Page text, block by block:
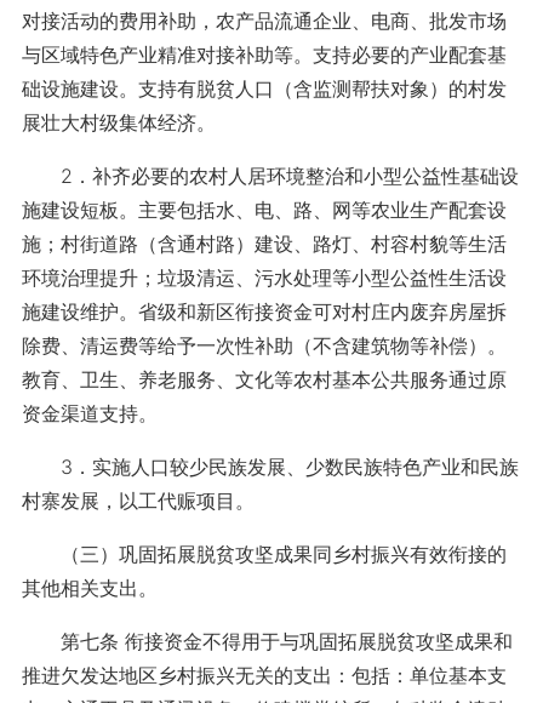
对接活动的费用补助，农产品流通企业、电商、批发市场
与区域特色产业精准对接补助等。支持必要的产业配套基
础设施建设。支持有脱贫人口（含监测帮扶对象）的村发
展壮大村级集体经济。
2．补齐必要的农村人居环境整治和小型公益性基础设
施建设短板。主要包括水、电、路、网等农业生产配套设
施；村街道路（含通村路）建设、路灯、村容村貌等生活
环境治理提升；垃圾清运、污水处理等小型公益性生活设
施建设维护。省级和新区衔接资金可对村庄内废弃房屋拆
除费、清运费等给予一次性补助（不含建筑物等补偿）。
教育、卫生、养老服务、文化等农村基本公共服务通过原
资金渠道支持。
3．实施人口较少民族发展、少数民族特色产业和民族
村寨发展，以工代赈项目。
（三）巩固拓展脱贫攻坚成果同乡村振兴有效衔接的
其他相关支出。
第七条 衔接资金不得用于与巩固拓展脱贫攻坚成果和
推进欠发达地区乡村振兴无关的支出：包括：单位基本支